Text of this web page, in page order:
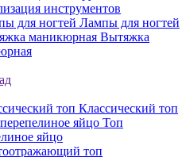
инструментов
Лампы для ногтей
Вытяжка
Классический топ
Топ
яйцо